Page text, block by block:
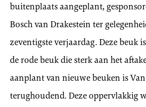
buitenplaats aangeplant,
Bosch van Drakestein ter
zeventigste verjaardag. Deze beuk
de rode beuk die sterk aan het
aanplant van nieuwe beuken is
terughoudend. Deze oppervlakkig